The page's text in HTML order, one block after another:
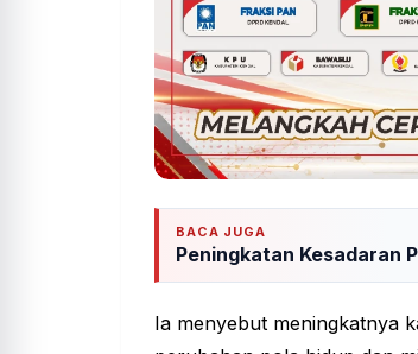
BACA JUGA
Peningkatan Kesadaran
Ia menyebut meningkatnya